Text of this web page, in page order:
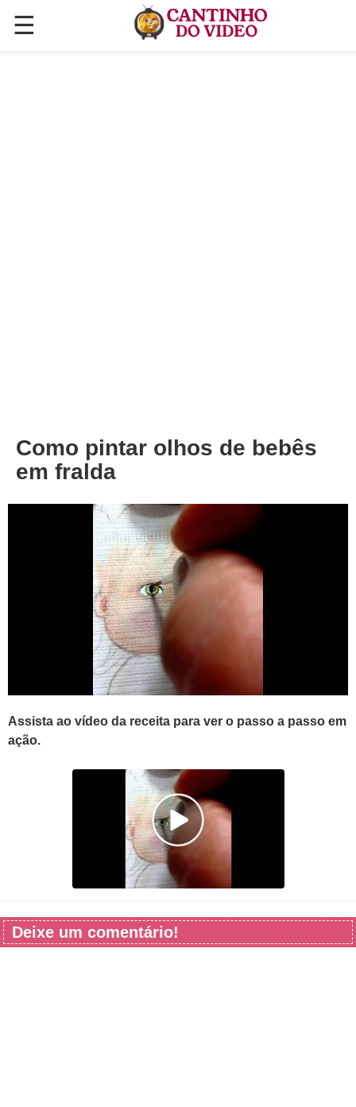
☰
✕
Como pintar olhos de bebês
em fralda
Assista ao vídeo da receita para ver o passo a passo em
ação.
Deixe um comentário!